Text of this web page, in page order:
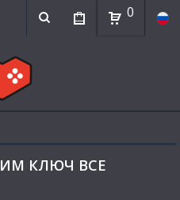
0
КЛЮЧ ВСЕ